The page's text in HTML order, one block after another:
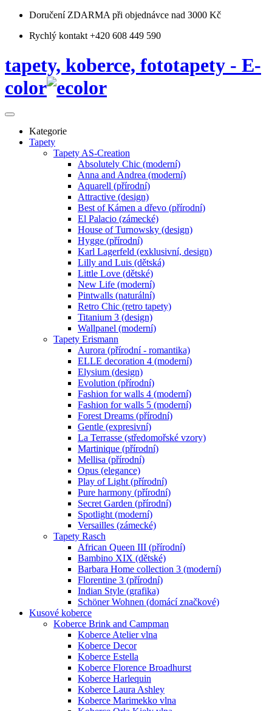
Doručení ZDARMA při objednávce nad 3000 Kč
Rychlý kontakt +420 608 449 590
tapety, koberce, fototapety - E-
color
Kategorie
Tapety
Tapety AS-Creation
Absolutely Chic (moderní)
Anna and Andrea (moderní)
Aquarell (přírodní)
Attractive (design)
Best of Kámen a dřevo (přírodní)
El Palacio (zámecké)
House of Turnowsky (design)
Hygge (přírodní)
Karl Lagerfeld (exklusivní, design)
Lilly and Luis (dětská)
Little Love (dětské)
New Life (moderní)
Pintwalls (naturální)
Retro Chic (retro tapety)
Titanium 3 (design)
Wallpanel (moderní)
Tapety Erismann
Aurora (přírodní - romantika)
ELLE decoration 4 (moderní)
Elysium (design)
Evolution (přírodní)
Fashion for walls 4 (moderní)
Fashion for walls 5 (moderní)
Forest Dreams (přírodní)
Gentle (expresivní)
La Terrasse (středomořské vzory)
Martinique (přírodní)
Mellisa (přírodní)
Opus (elegance)
Play of Light (přírodní)
Pure harmony (přírodní)
Secret Garden (přírodní)
Spotlight (moderní)
Versailles (zámecké)
Tapety Rasch
African Queen III (přírodní)
Bambino XIX (dětské)
Barbara Home collection 3 (moderní)
Florentine 3 (přírodní)
Indian Style (grafika)
Schöner Wohnen (domácí značkové)
Kusové koberce
Koberce Brink and Campman
Koberce Atelier vlna
Koberce Decor
Koberce Estella
Koberce Florence Broadhurst
Koberce Harlequin
Koberce Laura Ashley
Koberce Marimekko vlna